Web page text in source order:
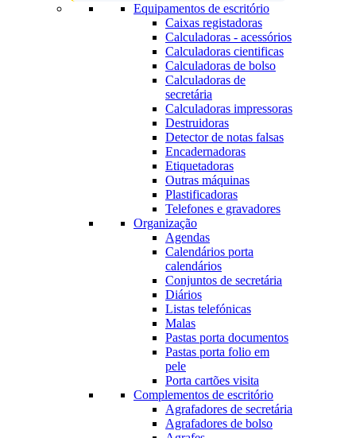
Equipamentos de escritório
Caixas registadoras
Calculadoras - acessórios
Calculadoras cientificas
Calculadoras de bolso
Calculadoras de
secretária
Calculadoras impressoras
Destruidoras
Detector de notas falsas
Encadernadoras
Etiquetadoras
Outras máquinas
Plastificadoras
Telefones e gravadores
Organização
Agendas
Calendários porta
calendários
Conjuntos de secretária
Diários
Listas telefónicas
Malas
Pastas porta documentos
Pastas porta folio em
pele
Porta cartões visita
Complementos de escritório
Agrafadores de secretária
Agrafadores de bolso